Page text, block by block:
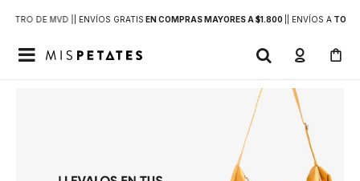
DE MVD | | ENVÍOS GRATIS EN COMPRAS MAYORES A $1.800 | ENVÍOS ATODO
